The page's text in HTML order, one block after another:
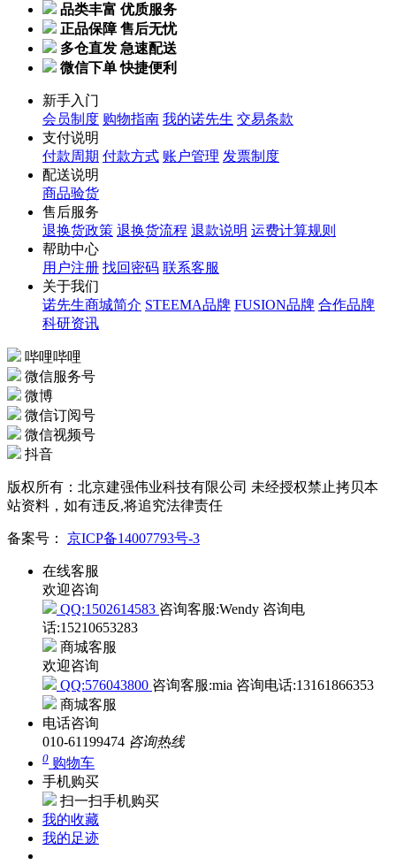
品类丰富 优质服务
正品保障 售后无忧
多仓直发 急速配送
微信下单 快捷便利
新手入门
会员制度 购物指南 我的诺先生 交易条款
支付说明
付款周期 付款方式 账户管理 发票制度
配送说明
商品验货
售后服务
退换货政策 退换货流程 退款说明 运费计算规则
帮助中心
用户注册 找回密码 联系客服
关于我们
诺先生商城简介 STEEMA品牌 FUSION品牌 合作品牌
科研资讯
哔哩哔哩
微信服务号
微博
微信订阅号
微信视频号
抖音
版权所有：北京建强伟业科技有限公司 未经授权禁止拷贝本
站资料，如有违反,将追究法律责任
备案号： 京ICP备14007793号-3
在线客服
欢迎咨询
QQ:1502614583 咨询客服:Wendy 咨询电
话:15210653283
商城客服
欢迎咨询
QQ:576043800 咨询客服:mia 咨询电话:13161866353
商城客服
电话咨询
010-61199474 咨询热线
0 购物车
手机购买
扫一扫手机购买
我的收藏
我的足迹